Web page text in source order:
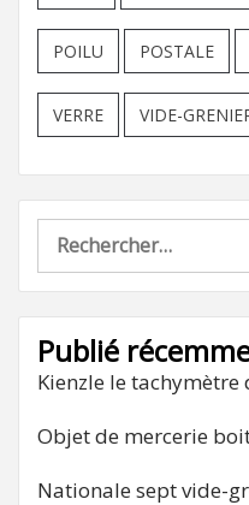
POILU POSTALE
VERRE VIDE-
Rechercher :
Publié
Kienzle le
Objet de mercerie
Nationale sept vide-